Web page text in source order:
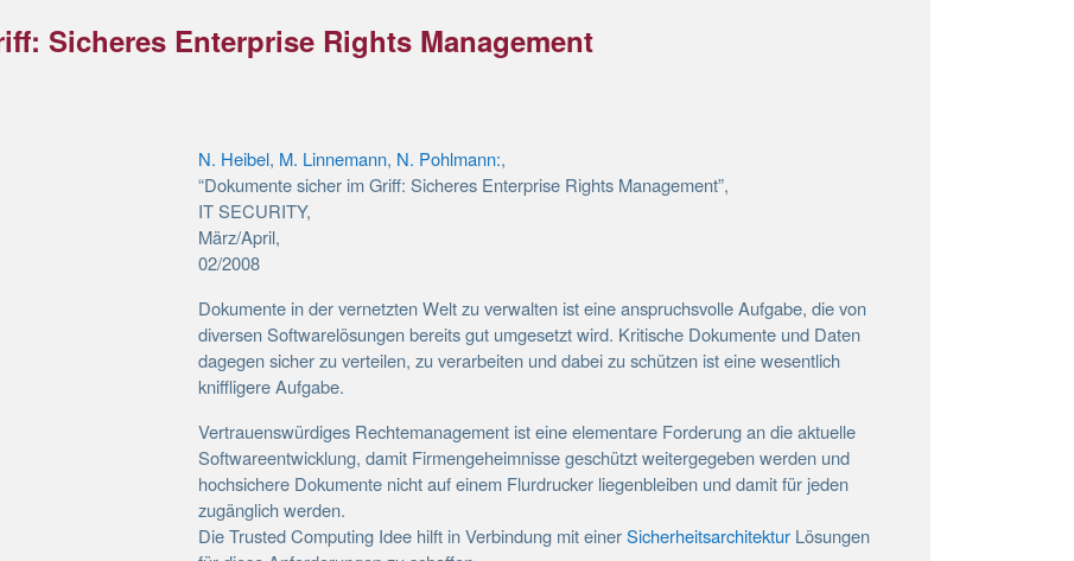
Sicheres Enterprise Rights Management
N. Heibel, M. Linnemann, N. Pohlmann:,
“Dokumente sicher im Griff: Sicheres Enterprise Rights Management”,
IT SECURITY,
März/April,
02/2008
Dokumente in der vernetzten Welt zu verwalten ist eine anspruchsvolle Aufgabe, die von
diversen Softwarelösungen bereits gut umgesetzt wird. Kritische Dokumente und Daten
dagegen sicher zu verteilen, zu verarbeiten und dabei zu schützen ist eine wesentlich
kniffligere Aufgabe.
Vertrauens­würdiges Rechte­manage­ment ist eine elementare Forderung an die aktuelle
Softwareentwicklung, damit Firmengeheimnisse geschützt weitergegeben werden und
hochsichere Dokumente nicht auf einem Flurdrucker liegenbleiben und damit für jeden
zugänglich werden.
Die Trusted Computing Idee hilft in Verbindung mit einerSicherheitsarchitektur Lösungen